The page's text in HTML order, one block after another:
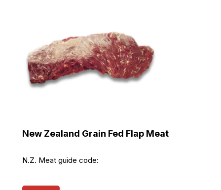
New Zealand Grain Fed Flap Meat
N.Z. Meat guide code: